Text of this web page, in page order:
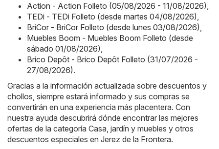
Action - Action Folleto (05/08/2026 - 11/08/2026)
TEDi - TEDi Folleto (desde martes 04/08/2026)
BriCor - BriCor Folleto (desde lunes 03/08/2026)
Muebles Boom - Muebles Boom Folleto (desde
sábado 01/08/2026)
Brico Depôt - Brico Depôt Folleto (31/07/2026 -
27/08/2026).
Gracias a la información actualizada sobre descuentos y
chollos, siempre estará informado y sus compras se
convertirán en una experiencia más placentera. Con
nuestra ayuda descubrirá dónde encontrar las mejores
ofertas de la categoría Casa, jardín y muebles y otros
descuentos especiales en Jerez de la Frontera.